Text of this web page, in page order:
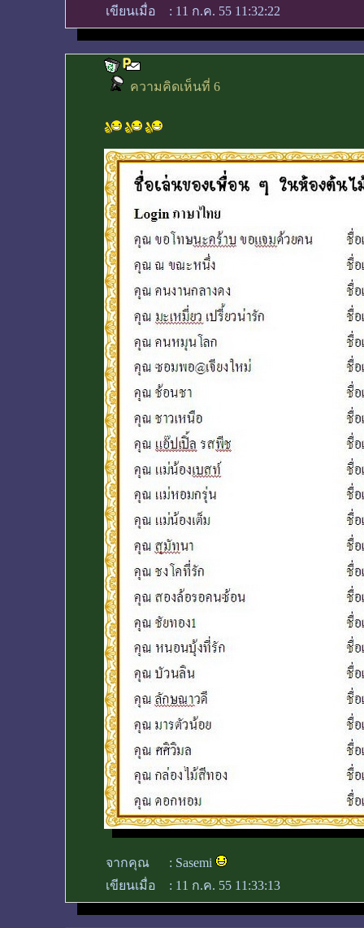
เขียนเมื่อ
: 11 ก.ค. 55 11:32:22
ความคิดเห็นที่ 6
จากคุณ : Sasemi
เขียนเมื่อ
: 11 ก.ค. 55 11:33:13